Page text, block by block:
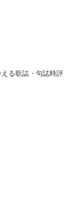
る歌誌・句誌時評